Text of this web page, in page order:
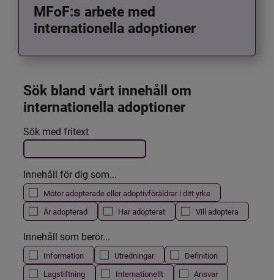
MFoF:s arbete med
internationella adoptioner
Sök bland vårt innehåll om
internationella adoptioner
Filtrera resultatet
Det här formuläret postas automatiskt
Sök med fritext
Innehåll för dig som...
Möter adopterade eller adoptivföräldrar i ditt yrke
Är adopterad
Har adopterat Vill adoptera
Innehåll som berör...
Information Utredningar
Definition
Lagstiftning
Internationellt
Ansvar